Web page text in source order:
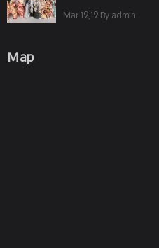
Mar 19,19 By admin
Map